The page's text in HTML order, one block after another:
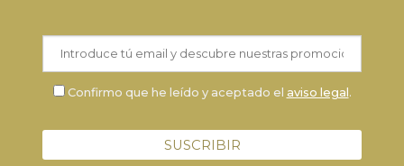
Confirmo que he leído y aceptado el aviso legal.